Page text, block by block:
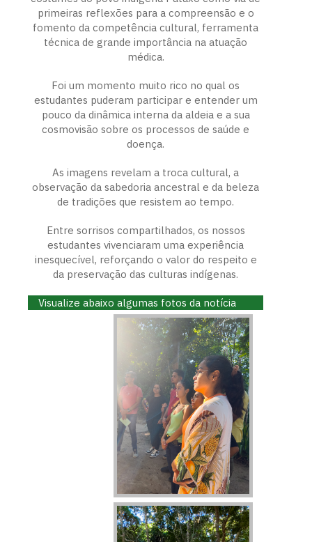
primeiras reflexões para a compreensão e o
fomento da competência cultural, ferramenta
técnica de grande importância na atuação
médica.
Foi um momento muito rico no qual os
estudantes puderam participar e entender um
pouco da dinâmica interna da aldeia e a sua
cosmovisão sobre os processos de saúde e
doença.
As imagens revelam a troca cultural, a
observação da sabedoria ancestral e da beleza
de tradições que resistem ao tempo.
Entre sorrisos compartilhados, os nossos
estudantes vivenciaram uma experiência
inesquecível, reforçando o valor do respeito e
da preservação das culturas indígenas.
Visualize abaixo algumas fotos da notícia